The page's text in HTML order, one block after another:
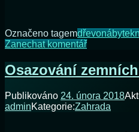
lavičku?
Označeno tagemdřevonábytek
Zanechat komentářna
už
svou
lavičku?
Osazování
Publikováno 24. února 2018
adminKategorie:Zahrada